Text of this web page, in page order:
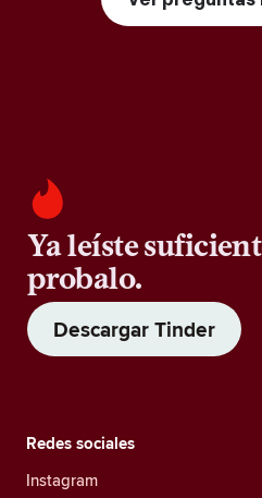
Ya leíste
probalo.
Descargar Tinder
Redes sociales
Instagram